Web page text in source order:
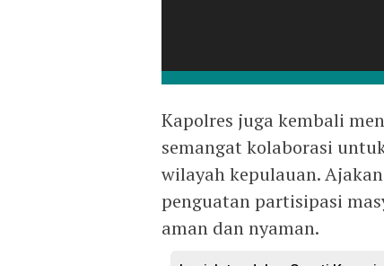
Kapolres juga kembali
semangat kolaborasi
wilayah kepulauan.
penguatan partisipasi
aman dan nyaman.